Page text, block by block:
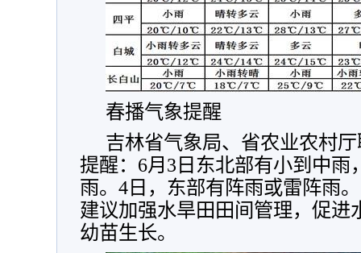
春播气象提醒
吉林省气象局、省农业农村
提醒：6月3日东北部有小到中雨
雨。4日，东部有阵雨或雷阵雨
建议加强水旱田田间管理，促进
幼苗生长。